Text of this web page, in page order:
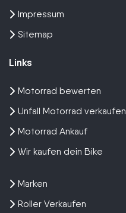
Impressum
Sitemap
Links
Motorrad bewerten
Unfall Motorrad verkaufen
Motorrad Ankauf
Wir kaufen dein Bike
Marken
Roller Verkaufen